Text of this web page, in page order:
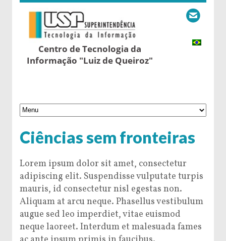
Centro de Tecnologia da
Informação "Luiz de Queiroz"
Ciências sem fronteiras
Lorem ipsum dolor sit amet, consectetur
adipiscing elit. Suspendisse vulputate turpis
mauris, id consectetur nisl egestas non.
Aliquam at arcu neque. Phasellus vestibulum
augue sed leo imperdiet, vitae euismod
neque laoreet. Interdum et malesuada fames